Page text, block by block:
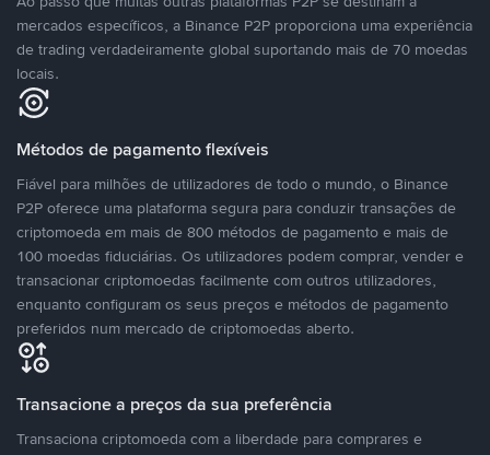
mercados específicos, a Binance P2P proporciona uma experiência
de trading verdadeiramente global suportando mais de 70 moedas
locais.
Métodos de pagamento flexíveis
Fiável para milhões de utilizadores de todo o mundo, o Binance
P2P oferece uma plataforma segura para conduzir transações de
criptomoeda em mais de 800 métodos de pagamento e mais de
100 moedas fiduciárias. Os utilizadores podem comprar, vender e
transacionar criptomoedas facilmente com outros utilizadores,
enquanto configuram os seus preços e métodos de pagamento
preferidos num mercado de criptomoedas aberto.
Transacione a preços da sua preferência
Transaciona criptomoeda com a liberdade para comprares e